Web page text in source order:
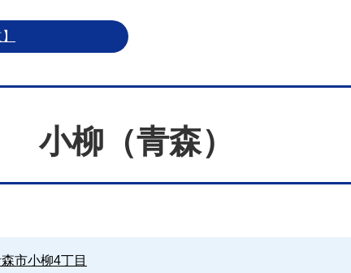
小柳（青森）
市小柳4丁目